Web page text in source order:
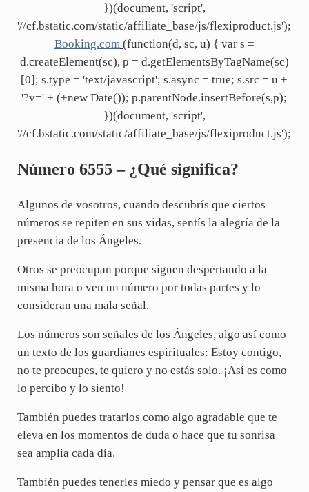
})(document, 'script',
'//cf.bstatic.com/static/affiliate_base/js/flexiproduct.js');
Booking.com (function(d, sc, u) { var s =
d.createElement(sc), p = d.getElementsByTagName(sc)
[0]; s.type = 'text/javascript'; s.async = true; s.src = u +
'?v=' + (+new Date()); p.parentNode.insertBefore(s,p);
})(document, 'script',
'//cf.bstatic.com/static/affiliate_base/js/flexiproduct.js');
Número 6555 – ¿Qué significa?
Algunos de vosotros, cuando descubrís que ciertos
números se repiten en sus vidas, sentís la alegría de la
presencia de los Ángeles.
Otros se preocupan porque siguen despertando a la
misma hora o ven un número por todas partes y lo
consideran una mala señal.
Los números son señales de los Ángeles, algo así como
un texto de los guardianes espirituales: Estoy contigo,
no te preocupes, te quiero y no estás solo. ¡Así es como
lo percibo y lo siento!
También puedes tratarlos como algo agradable que te
eleva en los momentos de duda o hace que tu sonrisa
sea amplia cada día.
También puedes tenerles miedo y pensar que es algo